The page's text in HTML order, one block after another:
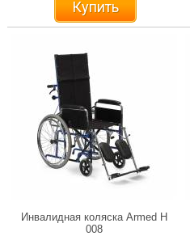
Купить
Инвалидная коляска Armed H
008